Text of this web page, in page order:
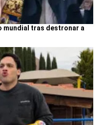
mundial tras destronar a